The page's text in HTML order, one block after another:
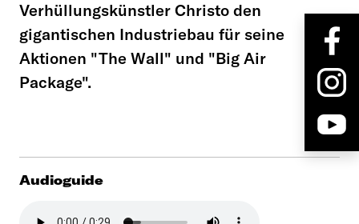
Verhüllungskünstler Christo den
gigantischen Industriebau für seine
Aktionen "The Wall" und "Big Air
Package".
Audioguide